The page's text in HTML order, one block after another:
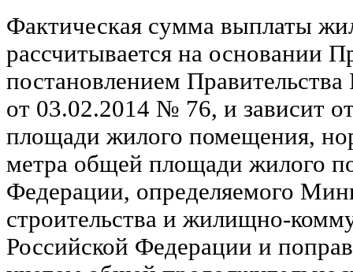
Фактическая сумма выплаты
рассчитывается на основании
постановлением
от 03.02.2014 № 76, и зависит
площади жилого помещения,
метра общей площади жилого
Федерации, определяемого
строительства и жилищно-
Российской Федерации и